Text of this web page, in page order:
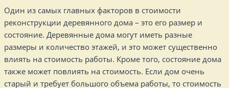
Один из самых главных факторов в стоимости
реконструкции деревянного дома – это его размер и
состояние. Деревянные дома могут иметь разные
размеры и количество этажей, и это может существенно
влиять на стоимость работы. Кроме того, состояние дома
также может повлиять на стоимость. Если дом очень
старый и требует большого объема работы, то стоимость